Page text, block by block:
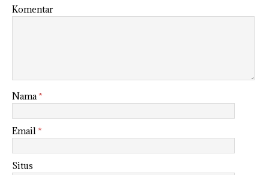
Komentar
Nama*
Email *
Situs